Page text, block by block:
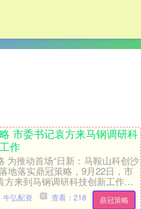
市委书记袁方来马钢调研科
作
为推动首场“日新：马鞍山科创沙
地落实鼎冠策略，9月22日，市
方来到马钢调研科技创新工作，
谈会。他强调，要深入学习贯彻
....
鼎冠策略
牛弘配资 查看：218